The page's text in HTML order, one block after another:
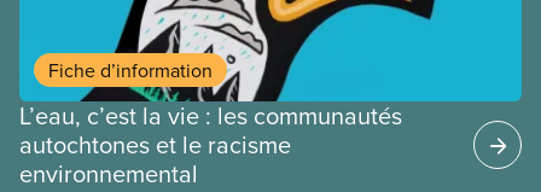
mesures à adopter pour les prévenir.
Fiche d’information
L’eau, c’est la vie : les communautés
autochtones et le racisme
environnemental